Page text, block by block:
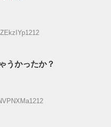
うかったか？